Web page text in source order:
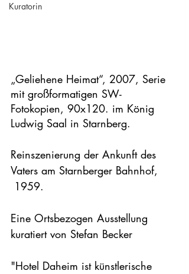
Kuratorin
„Geliehene Heimat“, 2007, Serie
mit großformatigen SW-
Fotokopien, 90x120. im König
Ludwig Saal in Starnberg.
Reinszenierung der Ankunft des
Vaters am Starnberger Bahnhof,
1959.
Eine Ortsbezogen Ausstellung
kuratiert von Stefan Becker
"Hotel Daheim ist künstlerische